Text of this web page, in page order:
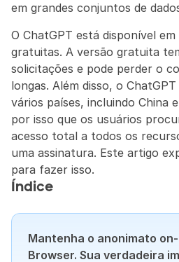
em grandes conjuntos de
O ChatGPT está disponível
gratuitas. A versão gratuita
solicitações e pode perder o
longas. Além disso, o
vários países, incluindo China
por isso que os usuários
acesso total a todos os
uma assinatura. Este artigo
para fazer isso.
Índice
Mantenha o anonimato
Browser. Sua verdadeira